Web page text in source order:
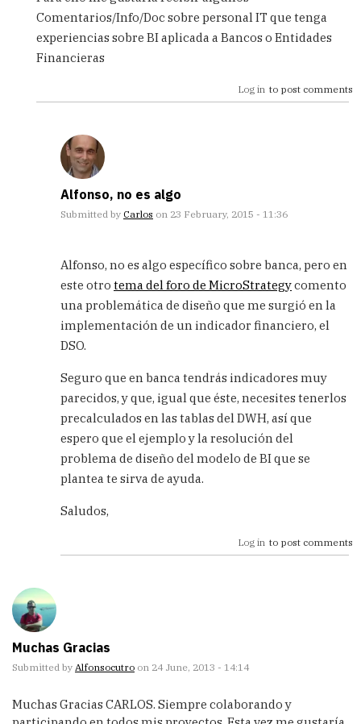
Comentarios/Info/Doc sobre personal IT que tenga
experiencias sobre BI aplicada a Bancos o Entidades
Financieras
Log in to post comments
Alfonso, no es algo
Submitted by Carlos on 23 February, 2015 - 11:36
reply
Carlos:
Como
lo
venia
Alfonso
Cutro
(not
verified)
Alfonso, no es algo específico sobre banca, pero en
este otro tema del foro de MicroStrategycomento
una problemática de diseño que me surgió en la
implementación de un indicador financiero, el
DSO.
Seguro que en banca tendrás indicadores muy
parecidos, y que, igual que éste, necesites tenerlos
precalculados en las tablas del DWH, así que
espero que el ejemplo y la resolución del
problema de diseño del modelo de BI que se
plantea te sirva de ayuda.
Saludos,
Log in to post comments
Muchas Gracias
Submitted by Alfonsocutro on 24 June, 2013 - 14:14
Muchas Gracias CARLOS. Siempre colaborando y